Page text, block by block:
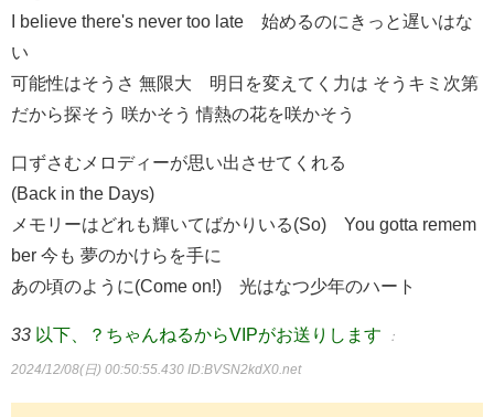
I believe there's never too late 始めるのにきっと遅いはな
い
可能性はそうさ 無限大 明日を変えてく力は そうキミ次第
だから探そう 咲かそう 情熱の花を咲かそう
口ずさむメロディーが思い出させてくれる
(Back in the Days)
メモリーはどれも輝いてばかりいる(So) You gotta remem
ber 今も 夢のかけらを手に
あの頃のように(Come on!) 光はなつ少年のハート
33 以下、？ちゃんねるからVIPがお送りします ：
2024/12/08(日) 00:50:55.430 ID:BVSN2kdX0.net